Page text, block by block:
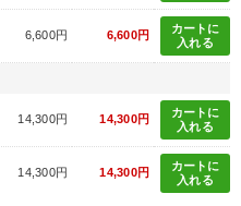
6,600円 6,600円
カートに
入れる
14,300円 14,300円
カートに
入れる
14,300円 14,300円
カートに
入れる